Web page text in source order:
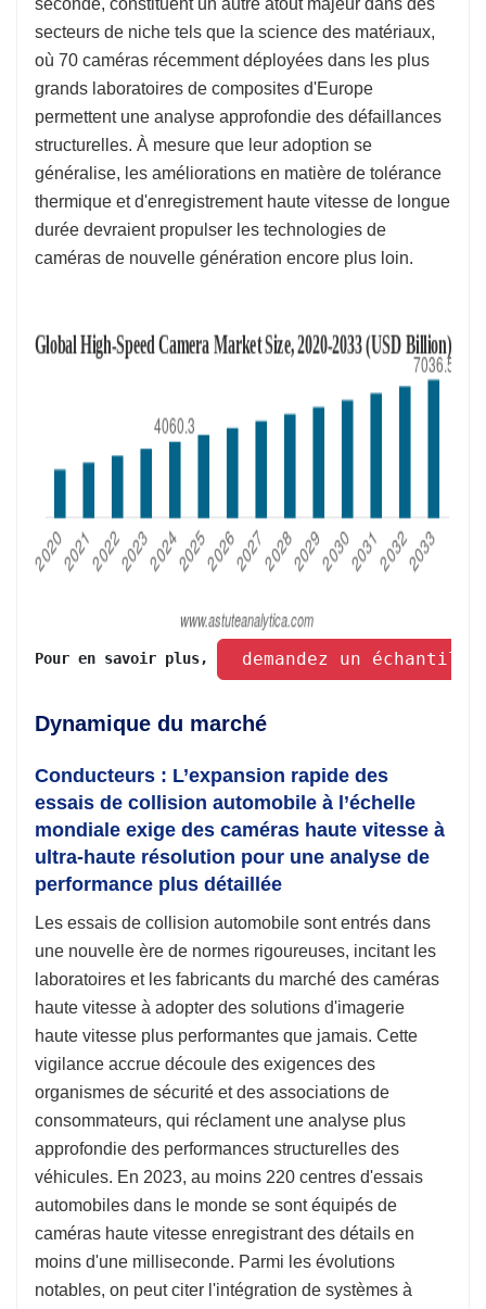
seconde, constituent un autre atout majeur dans des
secteurs de niche tels que la science des matériaux,
où 70 caméras récemment déployées dans les plus
grands laboratoires de composites d'Europe
permettent une analyse approfondie des défaillances
structurelles. À mesure que leur adoption se
généralise, les améliorations en matière de tolérance
thermique et d'enregistrement haute vitesse de longue
durée devraient propulser les technologies de
caméras de nouvelle génération encore plus loin.
Pour en savoir plus, demandez un
Dynamique du marché
Conducteurs : L’expansion rapide des
essais de collision automobile à l’échelle
mondiale exige des caméras haute vitesse à
ultra-haute résolution pour une analyse de
performance plus détaillée
Les essais de collision automobile sont entrés dans
une nouvelle ère de normes rigoureuses, incitant les
laboratoires et les fabricants du marché des caméras
haute vitesse à adopter des solutions d'imagerie
haute vitesse plus performantes que jamais. Cette
vigilance accrue découle des exigences des
organismes de sécurité et des associations de
consommateurs, qui réclament une analyse plus
approfondie des performances structurelles des
véhicules. En 2023, au moins 220 centres d'essais
automobiles dans le monde se sont équipés de
caméras haute vitesse enregistrant des détails en
moins d'une milliseconde. Parmi les évolutions
notables, on peut citer l'intégration de systèmes à